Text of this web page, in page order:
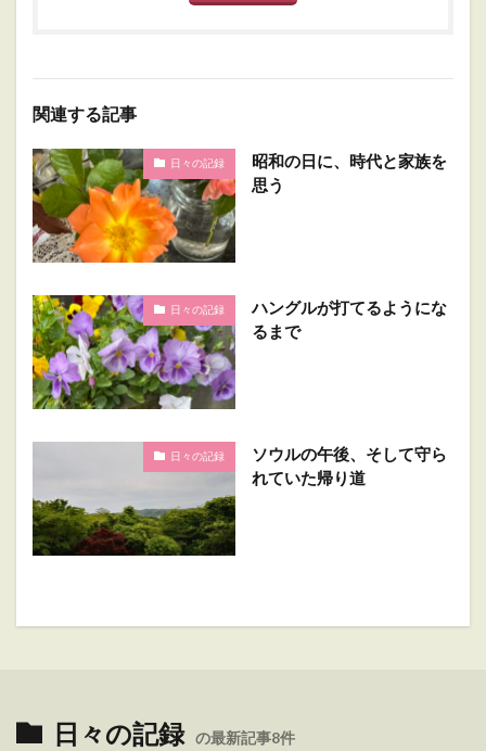
関連する記事
日々の記録
昭和の日に、時代と家族を
思う
日々の記録
ハングルが打てるようにな
るまで
日々の記録
ソウルの午後、そして守ら
れていた帰り道
日々の記録 の最新記事8件